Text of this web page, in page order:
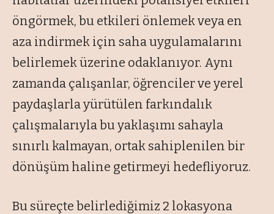
öngörmek, bu etkileri önlemek veya en
aza indirmek için saha uygulamalarını
belirlemek üzerine odaklanıyor. Aynı
zamanda çalışanlar, öğrenciler ve yerel
paydaşlarla yürütülen farkındalık
çalışmalarıyla bu yaklaşımı sahayla
sınırlı kalmayan, ortak sahiplenilen bir
dönüşüm haline getirmeyi hedefliyoruz.
Bu süreçte belirlediğimiz 2 lokasyona